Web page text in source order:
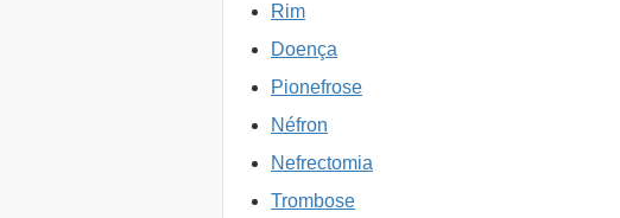
Rim
Doença
Pionefrose
Néfron
Nefrectomia
Trombose